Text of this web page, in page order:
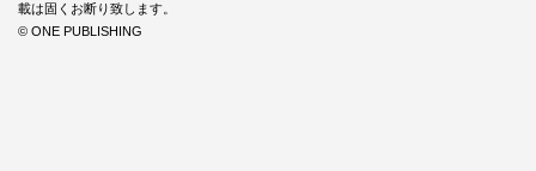
載は固くお断り致します。
© ONE PUBLISHING